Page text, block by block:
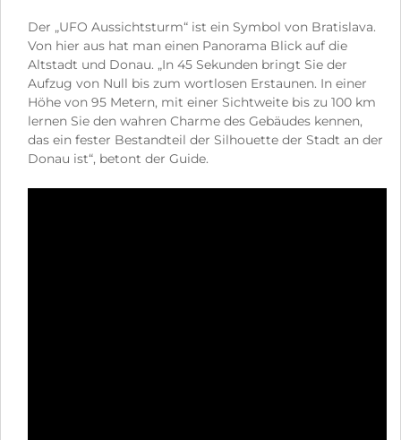
Der „UFO Aussichtsturm“ ist ein Symbol von Bratislava.
Von hier aus hat man einen Panorama Blick auf die
Altstadt und Donau. „In 45 Sekunden bringt Sie der
Aufzug von Null bis zum wortlosen Erstaunen. In einer
Höhe von 95 Metern, mit einer Sichtweite bis zu 100 km
lernen Sie den wahren Charme des Gebäudes kennen,
das ein fester Bestandteil der Silhouette der Stadt an der
Donau ist“, betont der Guide.